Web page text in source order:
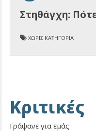
Στηθάγχη:
ΧΩΡΊΣ ΚΑΤΗΓΟΡΊΑ
Κριτικές
Γράψανε για εμάς